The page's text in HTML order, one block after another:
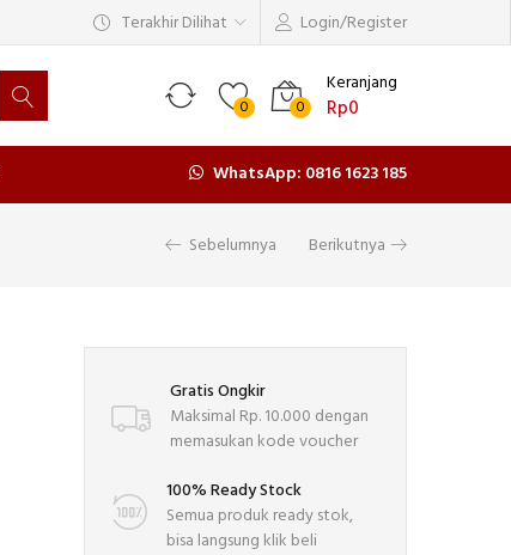
Login/Register
Terakhir Dilihat
0 0
Keranjang
Rp0
WhatsApp: 0816 1623 185
Sebelumnya Berikutnya
Gratis Ongkir
Maksimal Rp. 10.000 dengan
memasukan kode voucher
100% Ready Stock
Semua produk ready stok,
bisa langsung klik beli